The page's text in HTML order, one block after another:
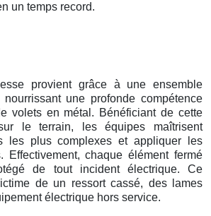
un temps record.
provient grâce à une ensemble
nourrissant une profonde compétence
volets en métal. Bénéficiant de cette
le terrain, les équipes maîtrisent
les plus complexes et appliquer les
Effectivement, chaque élément fermé
de tout incident électrique. Ce
de un ressort cassé, des lames
électrique hors service.